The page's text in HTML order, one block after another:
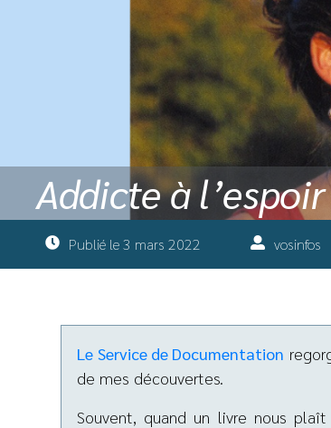
Addicte à l’espoir
Publié le3 mars 2022 vosinfos
Le Service de Documentation
de mes découvertes.
Souvent, quand un livre nous